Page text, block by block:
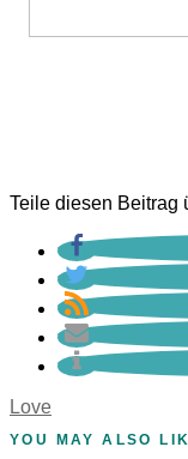
Teile diesen Beitrag
Love
YOU MAY ALSO